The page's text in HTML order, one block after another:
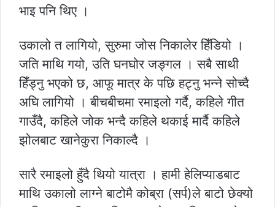
भाइ पनि थिए ।
उकालो त लागियो, सुरुमा जोस निकालेर हिँडियो ।
जति माथि गयो, उति घनघोर जङ्गल । सबै साथी
हिँड्नु भएको छ, आफू मात्र के पछि हट्नु भन्ने सोच्दै
अघि लागियो । बीचबीचमा रमाइलो गर्दै, कहिले गीत
गाउँदै, कहिले जोक भन्दै कहिले थकाई मार्दै कहिले
झोलबाट खानेकुरा निकाल्दै ।
सारै रमाइलो हुँदै थियो यात्रा । हामी हेलिप्याडबाट
माथि उकालो लाग्ने बाटोमै कोब्रा (सर्प)ले बाटो छेक्यो